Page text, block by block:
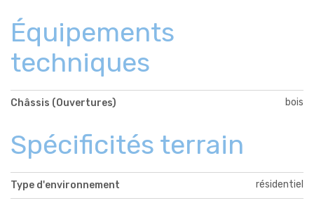
Équipements
techniques
Châssis (Ouvertures) bois
Spécificités terrain
Type d'environnement résidentiel